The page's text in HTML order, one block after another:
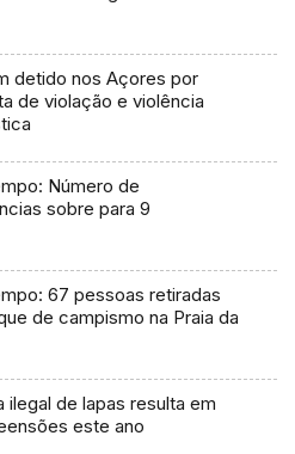
detido nos Açores por
de violação e violência
Número de
sobre para 9
67 pessoas retiradas
de campismo na Praia da
ilegal de lapas resulta em
este ano